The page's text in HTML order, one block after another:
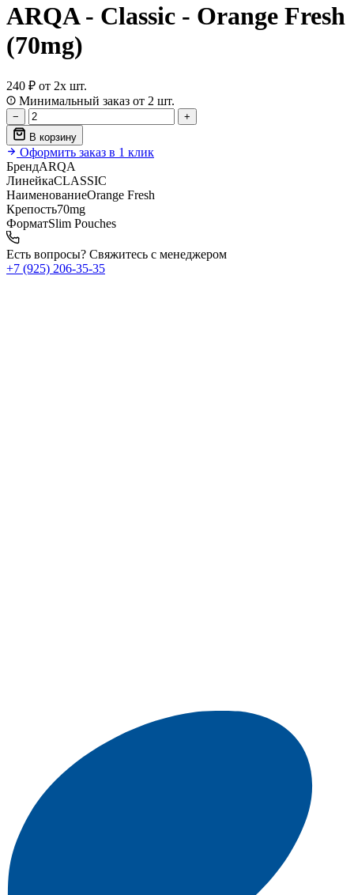
ARQA - Classic - Orange Fresh
(70mg)
240 ₽ от 2х шт.
Минимальный заказ от 2 шт.
−
+
В корзину
Оформить заказ в 1 клик
БрендARQA
ЛинейкаCLASSIC
НаименованиеOrange Fresh
Крепость70mg
ФорматSlim Pouches
Есть вопросы? Свяжитесь с менеджером
+7 (925) 206‑35‑35